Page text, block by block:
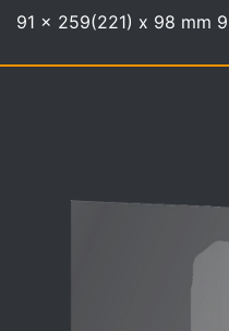
91 x 259(221) x 98 mm